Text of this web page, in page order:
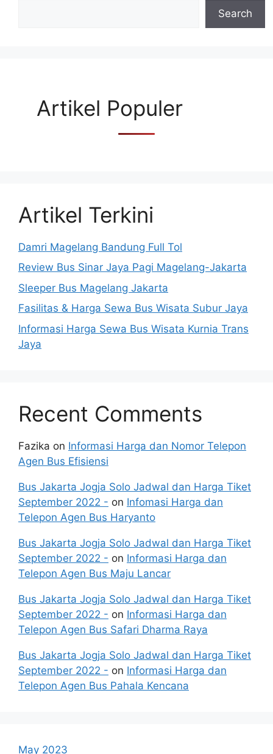
Search
Artikel Populer
Artikel Terkini
Damri Magelang Bandung Full Tol
Review Bus Sinar Jaya Pagi Magelang-Jakarta
Sleeper Bus Magelang Jakarta
Fasilitas & Harga Sewa Bus Wisata Subur Jaya
Informasi Harga Sewa Bus Wisata Kurnia Trans
Jaya
Recent Comments
Fazika on Informasi Harga dan Nomor Telepon
Agen Bus Efisiensi
Bus Jakarta Jogja Solo Jadwal dan Harga Tiket
September 2022 - on Infomasi Harga dan
Telepon Agen Bus Haryanto
Bus Jakarta Jogja Solo Jadwal dan Harga Tiket
September 2022 - on Informasi Harga dan
Telepon Agen Bus Maju Lancar
Bus Jakarta Jogja Solo Jadwal dan Harga Tiket
September 2022 - on Informasi Harga dan
Telepon Agen Bus Safari Dharma Raya
Bus Jakarta Jogja Solo Jadwal dan Harga Tiket
September 2022 - on Informasi Harga dan
Telepon Agen Bus Pahala Kencana
May 2023